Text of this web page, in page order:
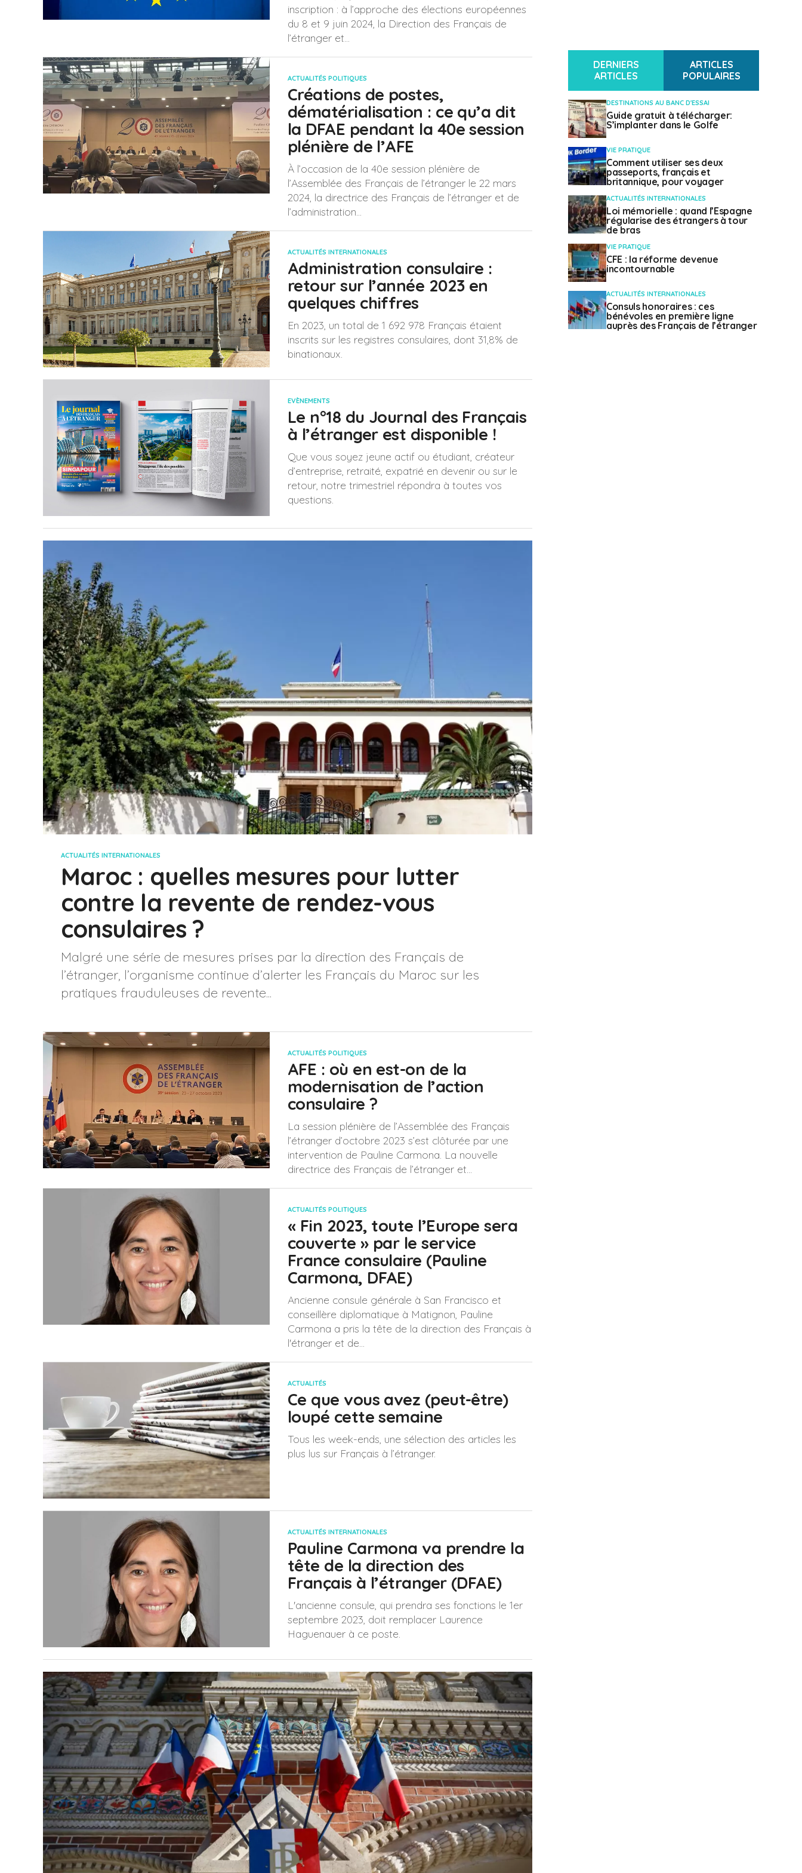
inscription : à l’approche des élections européennes
du 8 et 9 juin 2024, la Direction des Français de
l’étranger et...
ACTUALITÉS POLITIQUES
Créations de postes,
dématérialisation : ce qu’a dit
la DFAE pendant la 40e session
plénière de l’AFE
À l’occasion de la 40e session plénière de
l’Assemblée des Français de l’étranger le 22 mars
2024, la directrice des Français de l’étranger et de
l’administration...
ACTUALITÉS INTERNATIONALES
Administration consulaire :
retour sur l’année 2023 en
quelques chiffres
En 2023, un total de 1 692 978 Français étaient
inscrits sur les registres consulaires, dont 31,8% de
binationaux.
EVÈNEMENTS
Le n°18 du Journal des Français
à l’étranger est disponible !
Que vous soyez jeune actif ou étudiant, créateur
d’entreprise, retraité, expatrié en devenir ou sur le
retour, notre trimestriel répondra à toutes vos
questions.
ACTUALITÉS INTERNATIONALES
Maroc : quelles mesures pour lutter
contre la revente de rendez-vous
consulaires ?
Malgré une série de mesures prises par la direction des Français de
l’étranger, l’organisme continue d’alerter les Français du Maroc sur les
pratiques frauduleuses de revente...
ACTUALITÉS POLITIQUES
AFE : où en est-on de la
modernisation de l’action
consulaire ?
La session plénière de l’Assemblée des Français
l’étranger d’octobre 2023 s’est clôturée par une
intervention de Pauline Carmona. La nouvelle
directrice des Français de l’étranger et...
ACTUALITÉS POLITIQUES
« Fin 2023, toute l’Europe sera
couverte » par le service
France consulaire (Pauline
Carmona, DFAE)
Ancienne consule générale à San Francisco et
conseillère diplomatique à Matignon, Pauline
Carmona a pris la tête de la direction des Français à
l'étranger et de...
ACTUALITÉS
Ce que vous avez (peut-être)
loupé cette semaine
Tous les week-ends, une sélection des articles les
plus lus sur Français à l’étranger.
ACTUALITÉS INTERNATIONALES
Pauline Carmona va prendre la
tête de la direction des
Français à l’étranger (DFAE)
L'ancienne consule, qui prendra ses fonctions le 1er
septembre 2023, doit remplacer Laurence
Haguenauer à ce poste.
DERNIERS
ARTICLES
ARTICLES
POPULAIRES
DESTINATIONS AU BANC D'ESSAI
Guide gratuit à télécharger:
S’implanter dans le Golfe
VIE PRATIQUE
Comment utiliser ses deux
passeports, français et
britannique, pour voyager
ACTUALITÉS INTERNATIONALES
Loi mémorielle : quand l’Espagne
régularise des étrangers à tour
de bras
VIE PRATIQUE
CFE : la réforme devenue
incontournable
ACTUALITÉS INTERNATIONALES
Consuls honoraires : ces
bénévoles en première ligne
auprès des Français de l’étranger